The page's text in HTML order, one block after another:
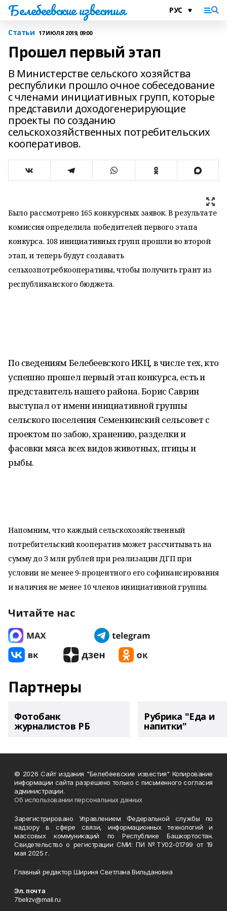
Белебеевские известия
Статьи 17 ИЮЛЯ 2019, 09:00
Прошел первый этап
В Министерстве сельского хозяйства
республики прошло очное собеседование
с членами инициативных групп, которые
представили доходогенерирующие
проекты по созданию
сельскохозяйственных потребительских
кооперативов.
Было рассмотрено 165 конкурсных заявок. В результате
комиссия определила победителей первого этапа
конкурса. 108 инициативных групп прошли во второй
этап, и теперь будут создавать
сельхозпотребкооперативы, чтобы получить грант из
республиканского бюджета.
По сведениям Белебеевского ИКЦ, в числе тех, кто
успешно прошел первый этап конкурса, есть и
представитель нашего района. Борис Саврин
выступал от имени инициативной группы
сельского поселения Семенкинский сельсовет с
проектом по забою, хранению, разделки и
фасовки мяса всех видов животных, птицы и
рыбы.
Напомним, что каждый сельскохозяйственный
потребительский кооператив может рассчитывать на
сумму до 3 млн рублей при реализации ДГП при
условии не менее 9-процентного его софинансирования
и наличия не менее 10 членов инициативной группы.
Читайте нас
Партнеры
Фотобанк
журналистов РБ
Рубрика "Еда и
напитки"
© 2026 Сайт издания "Белебеевские известия" Копирование
информации сайта разрешено только с письменного согласия
администрации.
Об использовании персональных данных
Зарегистрировано Управлением Федеральной службы по
надзору в сфере связи, информационных технологий и
массовых коммуникаций по Республике Башкортостан.
Свидетельство о регистрации СМИ: ПИ №ТУ02-01799 от 19
мая 2025 г.
Главный редактор Шириня Светлана Вильдановна
Эл. почта
7belizv@mail.ru